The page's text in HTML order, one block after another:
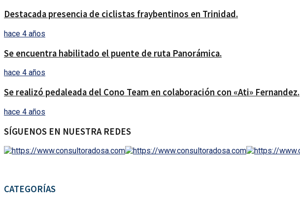
Destacada presencia de ciclistas fraybentinos en Trinidad.
hace 4 años
Se encuentra habilitado el puente de ruta Panorámica.
hace 4 años
Se realizó pedaleada del Cono Team en colaboración con «Ati» Fernandez.
hace 4 años
SÍGUENOS EN NUESTRA REDES
CATEGORÍAS